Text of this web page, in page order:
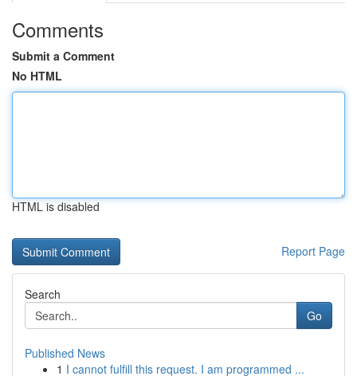
Comments
Submit a Comment
No HTML
HTML is disabled
Report Page
Search
Go
Published News
1 I cannot fulfill this request. I am programmed ...